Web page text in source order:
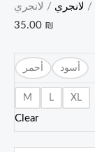
/ لانجري / لانجري
35.00 ₪
أحمر أسود
M L XL
Clear